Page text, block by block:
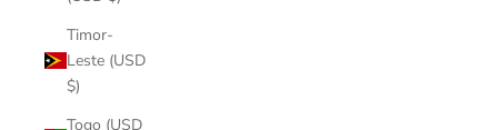
Timor-
Leste (USD
$)
Togo (USD